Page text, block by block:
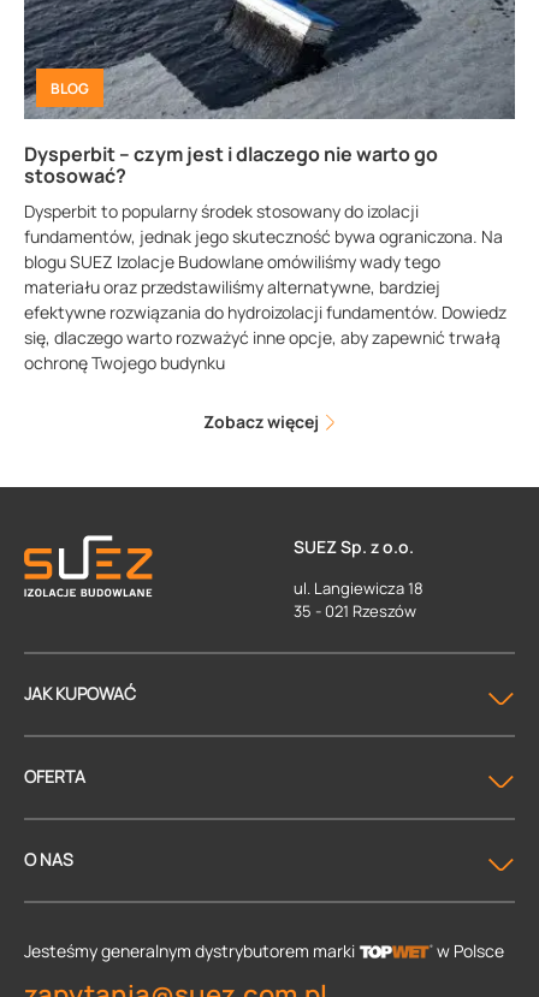
BLOG
Dysperbit – czym jest i dlaczego nie warto go
stosować?
Dysperbit to popularny środek stosowany do izolacji
fundamentów, jednak jego skuteczność bywa ograniczona. Na
blogu SUEZ Izolacje Budowlane omówiliśmy wady tego
materiału oraz przedstawiliśmy alternatywne, bardziej
efektywne rozwiązania do hydroizolacji fundamentów. Dowiedz
się, dlaczego warto rozważyć inne opcje, aby zapewnić trwałą
ochronę Twojego budynku
Zobacz więcej
SUEZ Sp. z o.o.
ul. Langiewicza 18
35 - 021 Rzeszów
JAK KUPOWAĆ
OFERTA
O NAS
Jesteśmy generalnym dystrybutorem marki w Polsce